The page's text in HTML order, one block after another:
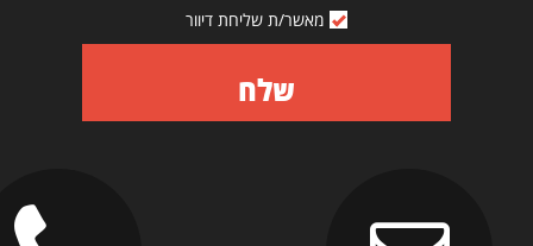
מאשר/ת שליחת דיוור
שלח